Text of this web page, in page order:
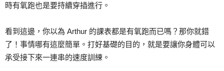
時有氧跑也是要持續穿插進行。
看到這邊，你以為 Arthur 的課表都是有氧跑而已嗎？那你就錯
了！事情哪有這麼簡單。打好基礎的目的，就是要讓你身體可以
承受接下來一連串的速度訓練。